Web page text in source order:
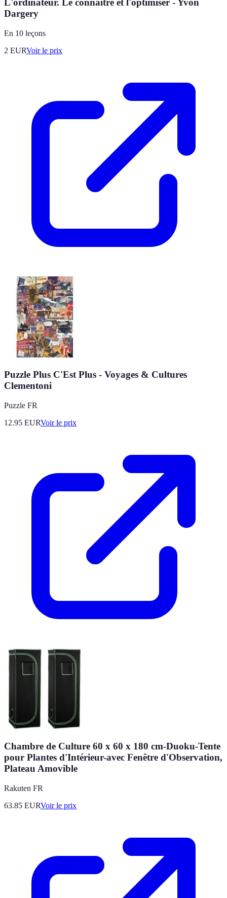
L'ordinateur. Le connaître et l'optimiser - Yvon
Dargery
En 10 leçons
2 EURVoir le prix
Puzzle Plus C'Est Plus - Voyages & Cultures
Clementoni
Puzzle FR
12.95 EURVoir le prix
Chambre de Culture 60 x 60 x 180 cm-Duoku-Tente
pour Plantes d'Intérieur-avec Fenêtre d'Observation,
Plateau Amovible
Rakuten FR
63.85 EURVoir le prix